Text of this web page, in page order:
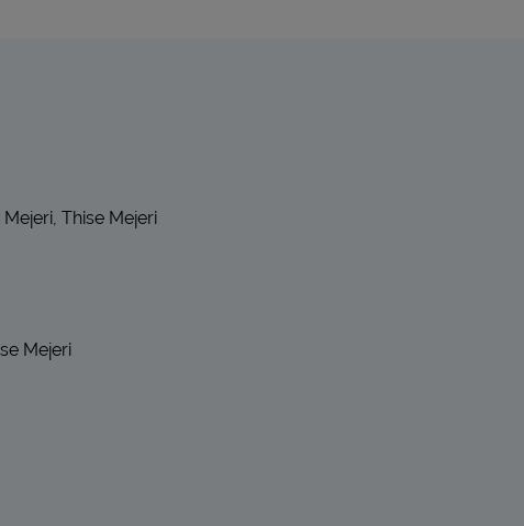
Thise Mejeri
Mejeri